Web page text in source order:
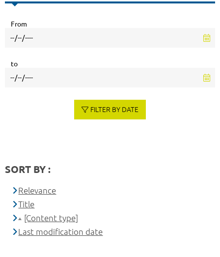
From
to
FILTER BY DATE
SORT BY :
Relevance
Title
[Content type]
Last modification date